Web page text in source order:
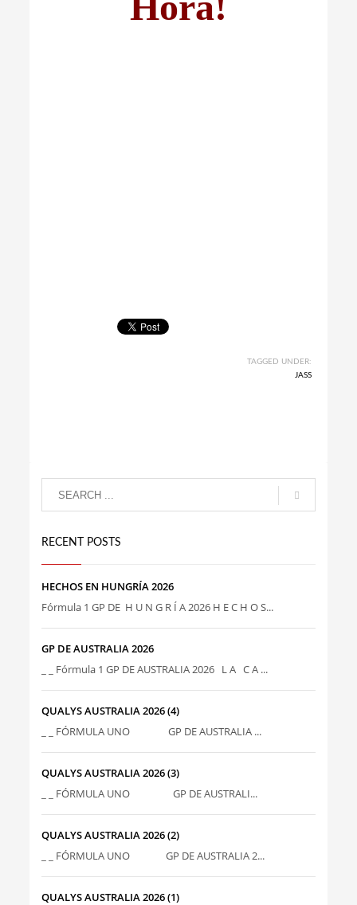
TAGGED UNDER:
JASS
RECENT POSTS
HECHOS EN HUNGRÍA 2026
Fórmula 1 GP DE H U N G R Í A 2026 H E C H O S...
GP DE AUSTRALIA 2026
_ _ Fórmula 1 GP DE AUSTRALIA 2026 L A C A ...
QUALYS AUSTRALIA 2026 (4)
_ _ FÓRMULA UNO GP DE AUSTRALIA ...
QUALYS AUSTRALIA 2026 (3)
_ _ FÓRMULA UNO GP DE AUSTRALI...
QUALYS AUSTRALIA 2026 (2)
_ _ FÓRMULA UNO GP DE AUSTRALIA 2...
QUALYS AUSTRALIA 2026 (1)